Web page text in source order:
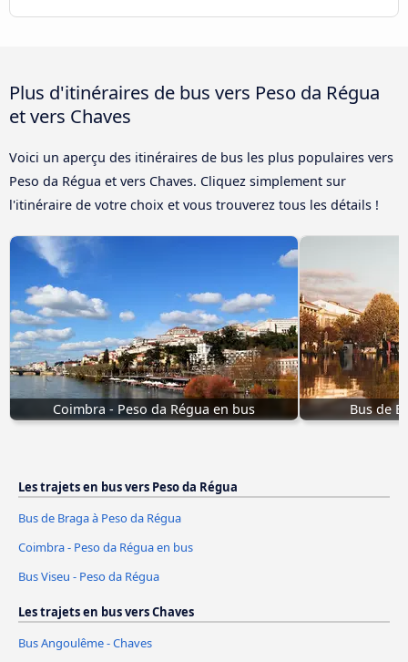
Plus d'itinéraires de bus vers Peso da Régua
et vers Chaves
Voici un aperçu des itinéraires de bus les plus populaires vers
Peso da Régua et vers Chaves. Cliquez simplement sur
l'itinéraire de votre choix et vous trouverez tous les détails !
Coimbra - Peso da Régua en bus Bus de
Les trajets en bus vers Peso da Régua
Bus de Braga à Peso da Régua
Coimbra - Peso da Régua en bus
Bus Viseu - Peso da Régua
Les trajets en bus vers Chaves
Bus Angoulême - Chaves